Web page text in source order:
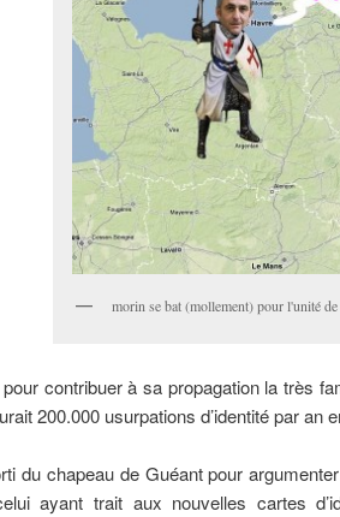
morin se bat (mollement) pour l'unité
contribuer à sa propagation la très
200.000 usurpations d’identité par an
du chapeau de Guéant pour
ayant trait aux nouvelles cartes